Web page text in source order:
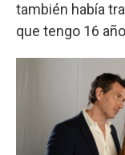
también había
que tengo 16